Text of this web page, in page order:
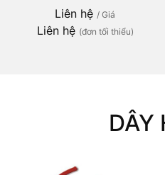
Liên hệ / Giá
Liên hệ (đơn tối thiểu)
DÂY